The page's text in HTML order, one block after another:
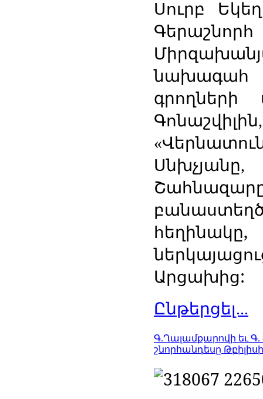
Սուրբ
Գերաշնորհ
նախագահ
գրողների
Գոնաշվիլին
«
Սնխչյանը
Արցախից:
Ընթերցել...
Գ.Ղալամքարովի եւ Գ.
շնորհանդեսը